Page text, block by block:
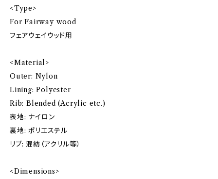
<Type>
For Fairway wood
フェアウェイウッド用
<Material>
Outer: Nylon
Lining: Polyester
Rib: Blended (Acrylic etc.)
表地: ナイロン
裏地: ポリエステル
リブ: 混紡（アクリル等）
<Dimensions>